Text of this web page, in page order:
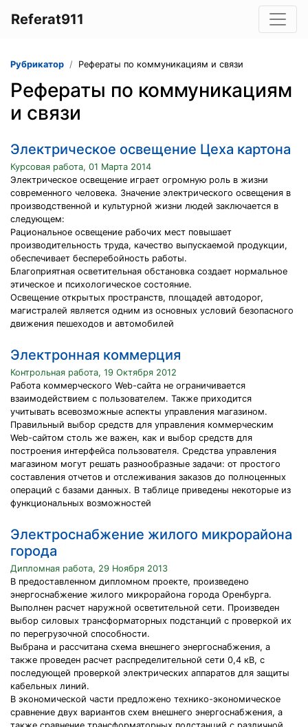
Referat911
Рубрикатор Рефераты по коммуникациям и связи
Рефераты по коммуникациям
и связи
Электрическое освещение Цеха картона
Курсовая работа, 01 Марта 2014
Электрическое освещение играет огромную роль в жизни
современного человека. Значение электрического освещения в
производственной и культурной жизни людей заключается в
следующем:
Рациональное освещение рабочих мест повышает
производительность труда, качество выпускаемой продукции,
обеспечивает бесперебойность работы.
Благоприятная осветительная обстановка создает нормальное
этическое и психологическое состояние.
Освещение открытых пространств, площадей автодорог,
магистралей является одним из основных условий безопасного
движения пешеходов и автомобилей
Электронная коммерция
Контрольная работа, 19 Октября 2012
Работа коммерческого Web-сайта не ограничивается
взаимодействием с пользователем. Также приходится
учитывать всевозможные аспекты управления магазином.
Правильный выбор средств для управления коммерческим
Web-сайтом столь же важен, как и выбор средств для
построения интерфейса пользователя. Средства управления
магазином могут решать разнообразные задачи: от простого
составления отчетов и отслеживания заказов до полноценных
операций с базами данных. В таблице приведены некоторые из
функциональных возможностей
Электроснабжение жилого микрорайона
города
Дипломная работа, 29 Ноября 2013
В предоставленном дипломном проекте, произведено
энергоснабжение жилого микрорайона города Оренбурга.
Выполнен расчет наружной осветительной сети. Произведен
выбор силовых трансформаторных подстанций с проверкой их
по перегрузочной способности.
Выбрана и рассчитана схема внешнего энергоснабжения, а
также проведен расчет распределительной сети 0,4 кВ, с
последующей проверкой электрических аппаратов для защиты
кабельных линий.
В экономической части предложено технико-экономическое
сравнение двух вариантов схем внешнего энергоснабжения, а